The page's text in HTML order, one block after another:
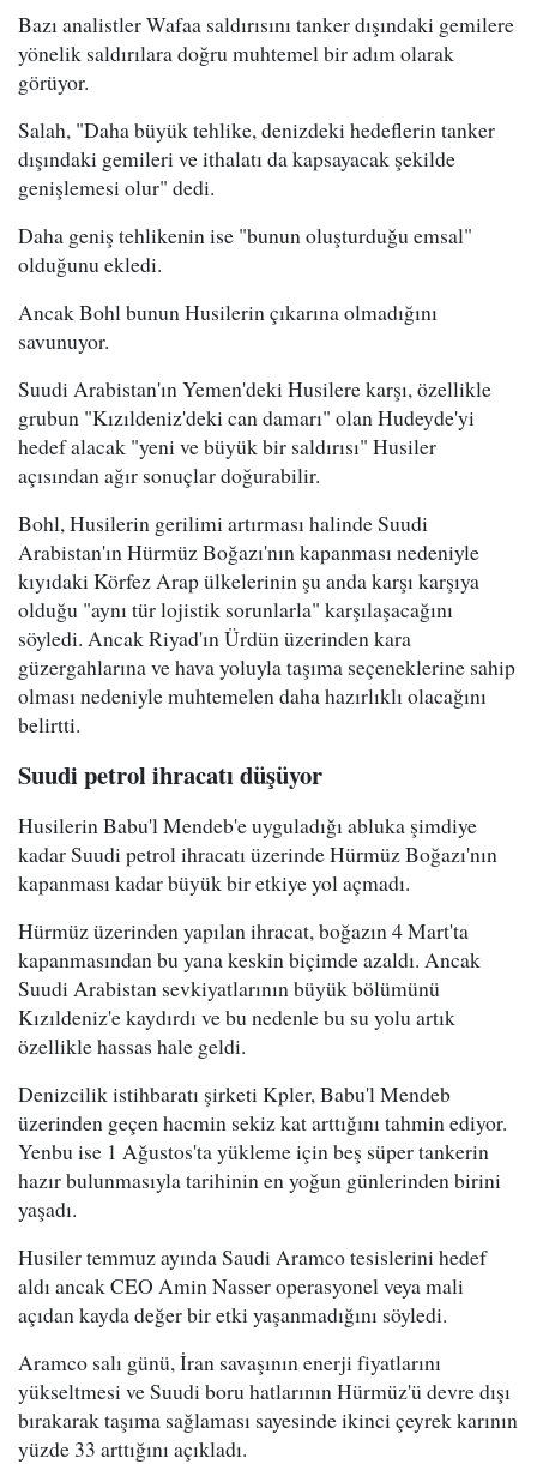
Bazı analistler Wafaa saldırısını tanker dışındaki gemilere
yönelik saldırılara doğru muhtemel bir adım olarak
görüyor.
Salah, "Daha büyük tehlike, denizdeki hedeflerin tanker
dışındaki gemileri ve ithalatı da kapsayacak şekilde
genişlemesi olur" dedi.
Daha geniş tehlikenin ise "bunun oluşturduğu emsal"
olduğunu ekledi.
Ancak Bohl bunun Husilerin çıkarına olmadığını
savunuyor.
Suudi Arabistan'ın Yemen'deki Husilere karşı, özellikle
grubun "Kızıldeniz'deki can damarı" olan Hudeyde'yi
hedef alacak "yeni ve büyük bir saldırısı" Husiler
açısından ağır sonuçlar doğurabilir.
Bohl, Husilerin gerilimi artırması halinde Suudi
Arabistan'ın Hürmüz Boğazı'nın kapanması nedeniyle
kıyıdaki Körfez Arap ülkelerinin şu anda karşı karşıya
olduğu "aynı tür lojistik sorunlarla" karşılaşacağını
söyledi. Ancak Riyad'ın Ürdün üzerinden kara
güzergahlarına ve hava yoluyla taşıma seçeneklerine sahip
olması nedeniyle muhtemelen daha hazırlıklı olacağını
belirtti.
Suudi petrol ihracatı düşüyor
Husilerin Babu'l Mendeb'e uyguladığı abluka şimdiye
kadar Suudi petrol ihracatı üzerinde Hürmüz Boğazı'nın
kapanması kadar büyük bir etkiye yol açmadı.
Hürmüz üzerinden yapılan ihracat, boğazın 4 Mart'ta
kapanmasından bu yana keskin biçimde azaldı. Ancak
Suudi Arabistan sevkiyatlarının büyük bölümünü
Kızıldeniz'e kaydırdı ve bu nedenle bu su yolu artık
özellikle hassas hale geldi.
Denizcilik istihbaratı şirketi Kpler, Babu'l Mendeb
üzerinden geçen hacmin sekiz kat arttığını tahmin ediyor.
Yenbu ise 1 Ağustos'ta yükleme için beş süper tankerin
hazır bulunmasıyla tarihinin en yoğun günlerinden birini
yaşadı.
Husiler temmuz ayında Saudi Aramco tesislerini hedef
aldı ancak CEO Amin Nasser operasyonel veya mali
açıdan kayda değer bir etki yaşanmadığını söyledi.
Aramco salı günü, İran savaşının enerji fiyatlarını
yükseltmesi ve Suudi boru hatlarının Hürmüz'ü devre dışı
bırakarak taşıma sağlaması sayesinde ikinci çeyrek karının
yüzde 33 arttığını açıkladı.